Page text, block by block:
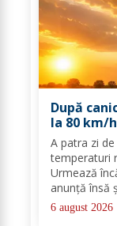
După
la 80 km/
zone
A patra zi
temperaturi
Urmează
anunţă însă
alerte
parte din
6 august 2026